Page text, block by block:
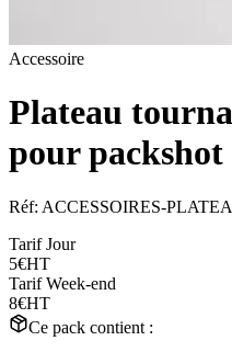
Accessoire
Plateau
pour packshot
Réf: ACCESSOIRES-
Tarif Jour
5€HT
Tarif Week-end
8€HT
Ce pack contient :